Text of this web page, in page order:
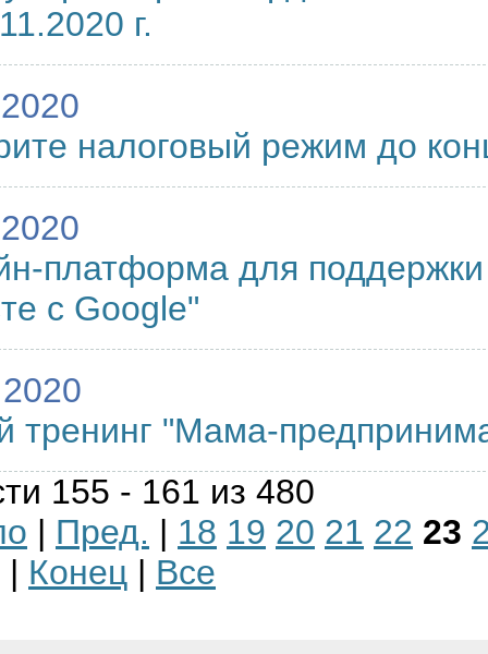
г.
налоговый режим до
платформа для поддержки
с Google"
тренинг "Мама-
155 - 161 из 480
| Пред. | 18 19 20 21 22 23
| Конец | Все